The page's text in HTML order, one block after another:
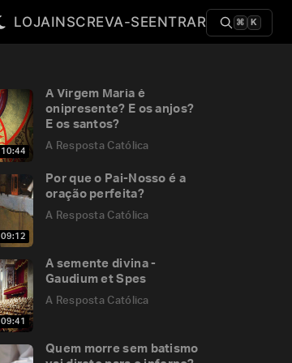
LOJAINSCREVA-SEENTRAR ⌘ K
10:44
A Virgem Maria é
onipresente? E os anjos?
E os santos?
A Resposta Católica
09:12
Por que o Pai-Nosso é a
oração perfeita?
A Resposta Católica
09:41
A semente divina -
Gaudium et Spes
A Resposta Católica
Quem morre sem batismo